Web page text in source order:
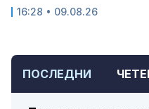
ПОСЛЕДНИ
16:28 • 09.08.26